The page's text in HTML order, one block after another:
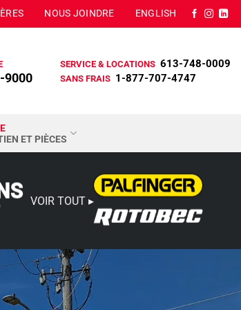
NOUS JOINDRE ENGLISH
9000
SERVICE & LOCATIONS 613-748-0009
SANS FRAIS 1-877-707-4747
ET PIÈCES
VOIR TOUT ▸